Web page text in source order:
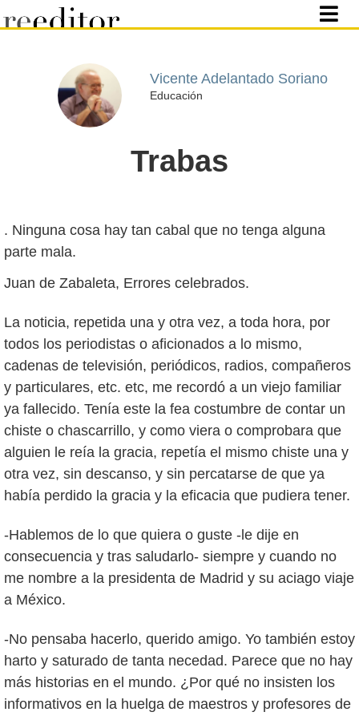
Vicente Adelantado Soriano
Educación
Trabas
. Ninguna cosa hay tan cabal que no tenga alguna
parte mala.
Juan de Zabaleta, Errores celebrados.
La noticia, repetida una y otra vez, a toda hora, por
todos los periodistas o aficionados a lo mismo,
cadenas de televisión, periódicos, radios, compañeros
y particulares, etc. etc, me recordó a un viejo familiar
ya fallecido. Tenía este la fea costumbre de contar un
chiste o chascarrillo, y como viera o comprobara que
alguien le reía la gracia, repetía el mismo chiste una y
otra vez, sin descanso, y sin percatarse de que ya
había perdido la gracia y la eficacia que pudiera tener.
-Hablemos de lo que quiera o guste -le dije en
consecuencia y tras saludarlo- siempre y cuando no
me nombre a la presidenta de Madrid y su aciago viaje
a México.
-No pensaba hacerlo, querido amigo. Yo también estoy
harto y saturado de tanta necedad. Parece que no hay
más historias en el mundo. ¿Por qué no insisten los
informativos en la huelga de maestros y profesores de